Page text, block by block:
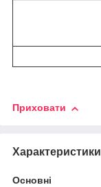
Приховати
Характеристики
Основні